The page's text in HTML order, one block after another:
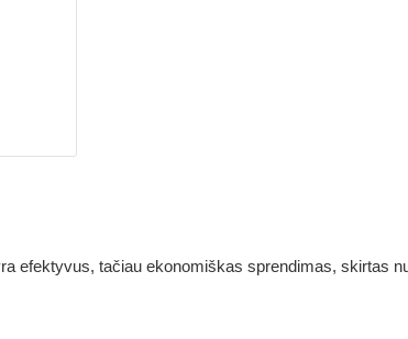
efektyvus, tačiau ekonomiškas sprendimas, skirtas